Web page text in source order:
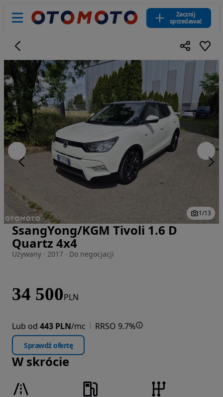
Zacznij
sprzedawać
Zdjęcie 1 z 13
1/13
SsangYong/KGM Tivoli 1.6 D
Quartz 4x4
Używany · 2017 · Do negocjacji
34 500PLN
Lub od 443 PLN/mc RRSO 9.7%
Sprawdź ofertę
W skrócie